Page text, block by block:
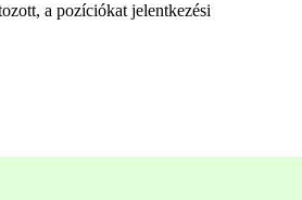
a pozíciókat jelentkezési